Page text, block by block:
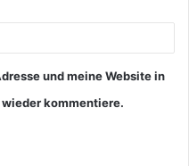
und meine Website in
kommentiere.